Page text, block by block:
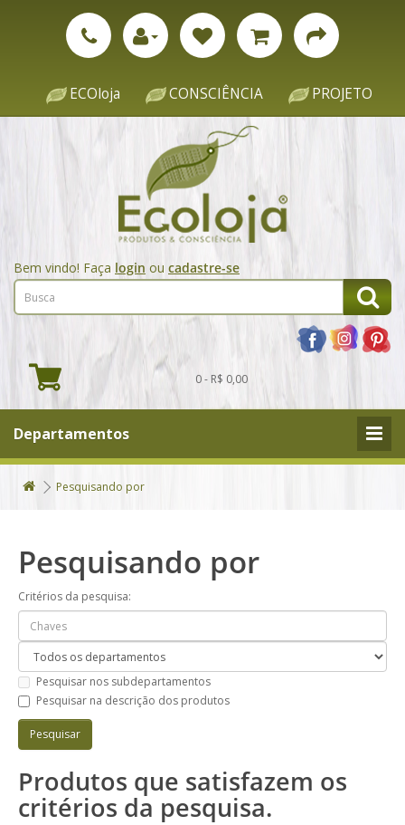
ECOloja CONSCIÊNCIA PROJETO
Bem vindo! Faça login ou cadastre-se
0 - R$ 0,00
Departamentos
Pesquisando por
Pesquisando por
Critérios da pesquisa:
Pesquisar nos subdepartamentos
Pesquisar na descrição dos produtos
Produtos que satisfazem os
critérios da pesquisa.